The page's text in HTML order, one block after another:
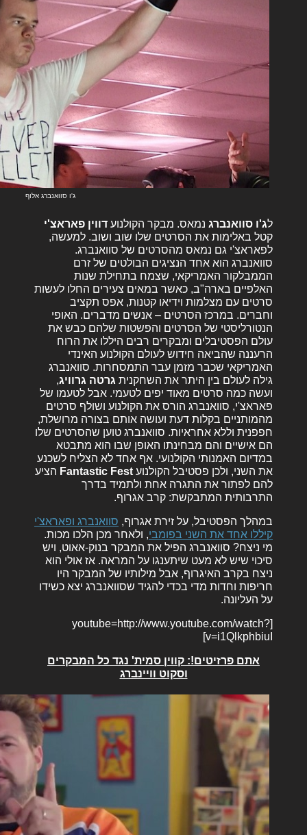
ג'ו סוואנברג אלוף
לג'ו סוואנברג נמאס. מבקר הקולנוע דווין פאראצ'י
קטל באלימות את הסרטים שלו שוב ושוב. למעשה,
לפאראצ'י גם נמאס מהסרטים של סוואנברג.
סוואנברג הוא אחד הנציגים הבולטים של זרם
הממבלקור האמריקאי, שצמח בתחילת שנות
האלפיים בארה"ב, כאשר במאים צעירים החלו לעשות
סרטים עם מצלמות וידיאו קטנות, אפס תקציב
וחברים. במרכז הסרטים – אנשים מדברים. האופי
הנטורליסטי של הסרטים והפשטות שלהם כבש את
עולם הפסטיבלים ומבקרים רבים היללו את הרוח
הרעננה שהביאה חידוש לעולם הקולנוע האינדי
האמריקאי שכבר מזמן עבר התמסחרות. סוואנברג
גילה לעולם בין היתר את השחקנית גרטה גרוויג,
ועשה כמה סרטים מאוד יפים לטעמי. אבל לטעמו של
פאראצ'י, סוואנברג הורס את הקולנוע ושולף סרטים
מהמותניים בקלות דעת ועושה אותם בצורה מרושלת,
חפפנית וללא אחראיות. סוואנברג טוען שהסרטים שלו
הם אישיים והם מבחינתו האופן שבו הוא מתבטא
במדיום האמנותי הקולנועי. אף אחד לא הצליח לשכנע
את השני, ולכן פסטיבל הקולנוע Fantastic Fest הציע
להם לפתור את התגרה אחת ולתמיד בדרך
התרבותית המתבקשת: קרב אגרוף.
במהלך הפסטיבל, על זירת אגרוף, סוואנברג ופאראצ'י
קיללו אחד את השני בפומבי, ולאחר מכן הלכו מכות.
מי ניצח? סוואנברג הפיל את המבקר בנוק-אאוט, ויש
סיכוי שיש לא מעט שיתענגו על המראה. אז אולי הוא
ניצח בקרב האיגרוף, אבל מילותיו של המבקר היו
חריפות וחדות מדי בכדי להגיד שסוואנברג יצא כשידו
על העליונה.
[youtube=http://www.youtube.com/watch?
v=i1QlkphbiuI]
אתם פרזיטים!: קווין סמית' נגד כל המבקרים
וסקוט וויינברג